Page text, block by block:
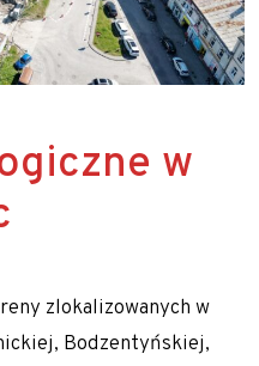
w
zlokalizowanych w
Bodzentyńskiej,